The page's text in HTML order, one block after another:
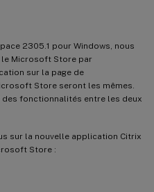
2305.1 pour Windows, nous
le Microsoft Store par
sur la page de
Store seront les mêmes.
fonctionnalités entre les deux
sur la nouvelle application Citrix
Store :